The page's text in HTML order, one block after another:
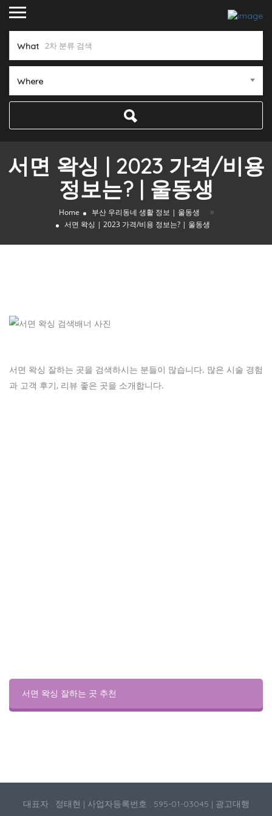
What
Where
서면 왁싱 | 2023 가격/비용
정보는? | 울동생
Home 부산 우리동네 생활 정보 | 울동생 »
서면 왁싱 | 2023 가격/비용 정보는? | 울동생
서면 왁싱 잘하는 곳을 검색하시는 분들이 많습니다. 많은 시술 경험
과 고객 후기, 리뷰 좋은 곳을 소개합니다.
서면 왁싱 잘하는 곳 추천
대표자 : 정태현 | 사업자등록번호 : 595-01-03045 | 광고대행